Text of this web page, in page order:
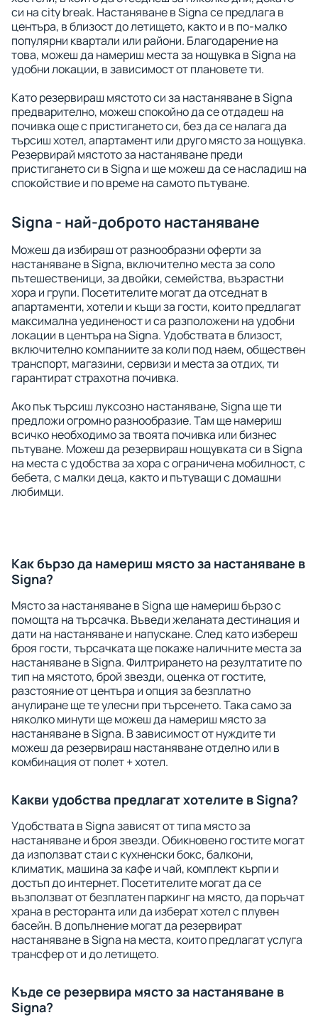
си на city break. Настаняване в Signa се предлага в
центъра, в близост до летището, както и в по-малко
популярни квартали или райони. Благодарение на
това, можеш да намериш места за нощувка в Signa на
удобни локации, в зависимост от плановете ти.
Като резервираш мястото си за настаняване в Signa
предварително, можеш спокойно да се отдадеш на
почивка още с пристигането си, без да се налага да
търсиш хотел, апартамент или друго място за нощувка.
Резервирай мястото за настаняване преди
пристигането си в Signa и ще можеш да се насладиш на
спокойствие и по време на самото пътуване.
Signa - най-доброто настаняване
Можеш да избираш от разнообразни оферти за
настаняване в Signa, включително места за соло
пътешественици, за двойки, семейства, възрастни
хора и групи. Посетителите могат да отседнат в
апартаменти, хотели и къщи за гости, които предлагат
максимална уединеност и са разположени на удобни
локации в центъра на Signa. Удобствата в близост,
включително компаниите за коли под наем, обществен
транспорт, магазини, сервизи и места за отдих, ти
гарантират страхотна почивка.
Ако пък търсиш луксозно настаняване, Signa ще ти
предложи огромно разнообразие. Там ще намериш
всичко необходимо за твоята почивка или бизнес
пътуване. Можеш да резервираш нощувката си в Signa
на места с удобства за хора с ограничена мобилност, с
бебета, с малки деца, както и пътуващи с домашни
любимци.
Как бързо да намериш място за настаняване в
Signa?
Място за настаняване в Signa ще намериш бързо с
помощта на търсачка. Въведи желаната дестинация и
дати на настаняване и напускане. След като избереш
броя гости, търсачката ще покаже наличните места за
настаняване в Signa. Филтрирането на резултатите по
тип на мястото, брой звезди, оценка от гостите,
разстояние от центъра и опция за безплатно
анулиране ще те улесни при търсенето. Така само за
няколко минути ще можеш да намериш място за
настаняване в Signa. В зависимост от нуждите ти
можеш да резервираш настаняване отделно или в
комбинация от полет + хотел.
Какви удобства предлагат хотелите в Signa?
Удобствата в Signa зависят от типа място за
настаняване и броя звезди. Обикновено гостите могат
да използват стаи с кухненски бокс, балкони,
климатик, машина за кафе и чай, комплект кърпи и
достъп до интернет. Посетителите могат да се
възползват от безплатен паркинг на място, да поръчат
храна в ресторанта или да изберат хотел с плувен
басейн. В допълнение могат да резервират
настаняване в Signa на места, които предлагат услуга
трансфер от и до летището.
Къде се резервира място за настаняване в
Signa?